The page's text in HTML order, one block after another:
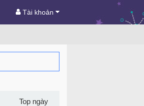
Tài khoản
Top ngày